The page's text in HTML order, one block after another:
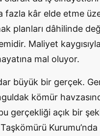
fazla kâr elde etme
planları dâhilinde
Maliyet kaygısıyla
mal oluyor.
büyük bir gerçek.
kömür
gerçekliği açık bir
Kurumu’nda